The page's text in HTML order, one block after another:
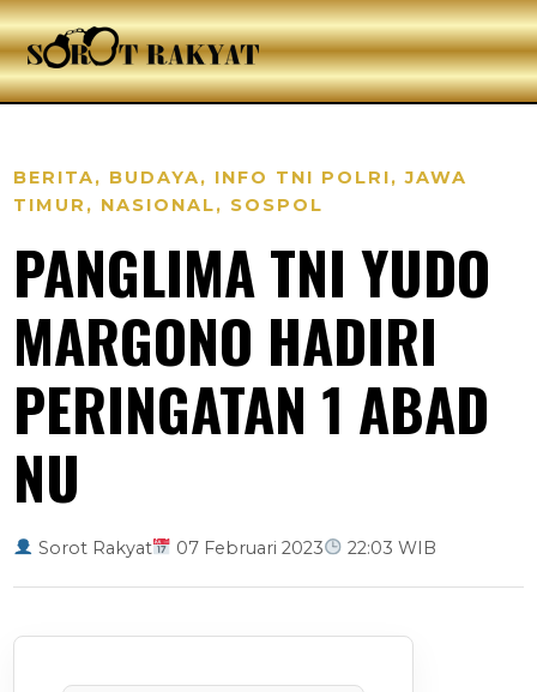
BERITA, BUDAYA, INFO TNI POLRI,JAWA
TIMUR , NASIONAL, SOSPOL
PANGLIMA TNI YUDO
MARGONO HADIRI
PERINGATAN 1 ABAD
NU
Sorot Rakyat 07 Februari 2023 22:03 WIB